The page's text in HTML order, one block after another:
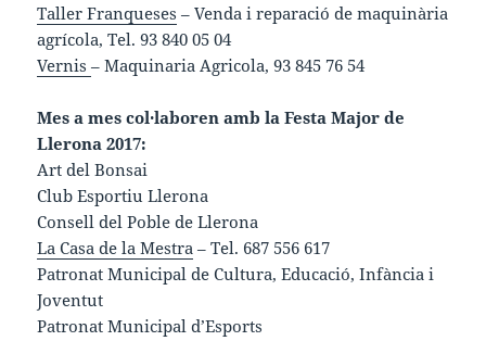
Taller Franqueses – Venda i reparació de maquinària
agrícola, Tel. 93 840 05 04
Vernis– Maquinaria Agricola, 93 845 76 54
Mes a mes col·laboren amb la Festa Major de
Llerona 2017:
Art del Bonsai
Club Esportiu Llerona
Consell del Poble de Llerona
La Casa de la Mestra – Tel. 687 556 617
Patronat Municipal de Cultura, Educació, Infància i
Joventut
Patronat Municipal d’Esports